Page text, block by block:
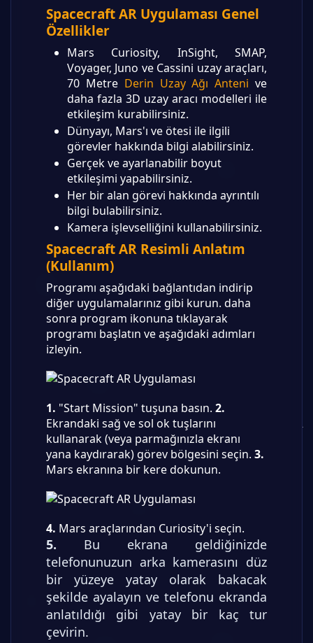
Spacecraft AR Uygulaması Genel
Özellikler
Mars Curiosity, InSight, SMAP,
Voyager, Juno ve Cassini uzay araçları,
70 MetreDerin Uzay Ağı Anteni ve
daha fazla 3D uzay aracı modelleri ile
etkileşim kurabilirsiniz.
Dünyayı, Mars'ı ve ötesi ile ilgili
görevler hakkında bilgi alabilirsiniz.
Gerçek ve ayarlanabilir boyut
etkileşimi yapabilirsiniz.
Her bir alan görevi hakkında ayrıntılı
bilgi bulabilirsiniz.
Kamera işlevselliğini kullanabilirsiniz.
Spacecraft AR Resimli Anlatım
(Kullanım)
Programı aşağıdaki bağlantıdan indirip
diğer uygulamalarınız gibi kurun. daha
sonra program ikonuna tıklayarak
programı başlatın ve aşağıdaki adımları
izleyin.
1. "Start Mission" tuşuna basın. 2.
Ekrandaki sağ ve sol ok tuşlarını
kullanarak (veya parmağınızla ekranı
yana kaydırarak) görev bölgesini seçin. 3.
Mars ekranına bir kere dokunun.
4. Mars araçlarından Curiosity'i seçin.
5. Bu ekrana geldiğinizde
telefonunuzun arka kamerasını düz
bir yüzeye yatay olarak bakacak
şekilde ayalayın ve telefonu ekranda
anlatıldığı gibi yatay bir kaç tur
çevirin.